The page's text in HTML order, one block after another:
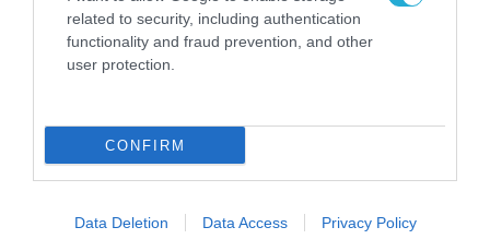
related to security, including authentication
functionality and fraud prevention, and other
user protection.
CONFIRM
Data Deletion Data Access Privacy Policy
ΚΙΝΗΤΑ ΤΗΛΕΦΩΝΑ & TABLETS
iPhone 18 Pro: H 9η Σεπτεμβρίου